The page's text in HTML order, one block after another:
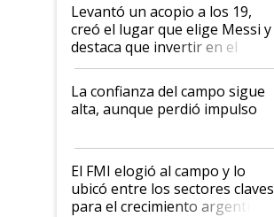
Levantó un acopio a los 19,
creó el lugar que elige Messi y
destaca que invertir en el
kirchnerismo era como "darle
plata a un hijo para droga":
Juan Félix Rossetti, el libertario
que de una dura crisis salió
de Milei
La confianza del campo sigue
alta, aunque perdió impulso
El FMI elogió al campo y lo
ubicó entre los sectores claves
para el crecimiento argentino